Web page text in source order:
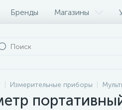
Бренды Магазины
Измерительные приборы